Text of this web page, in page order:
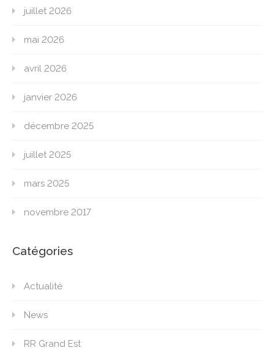
juillet 2026
mai 2026
avril 2026
janvier 2026
décembre 2025
juillet 2025
mars 2025
novembre 2017
Catégories
Actualité
News
RR Grand Est